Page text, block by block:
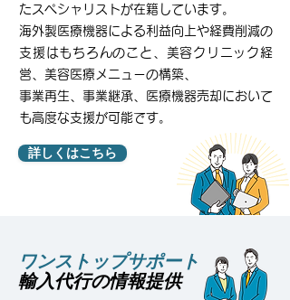
たスペシャリストが在籍しています。
海外製医療機器による利益向上や経費削減の
支援はもちろんのこと、美容クリニック経
営、美容医療メニューの構築、
事業再生、事業継承、医療機器売却において
も高度な支援が可能です。
詳しくはこちら
ワンストップサポート
輸入代行の情報提供